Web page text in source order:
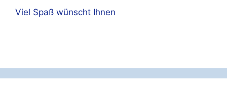
Viel Spaß wünscht Ihnen